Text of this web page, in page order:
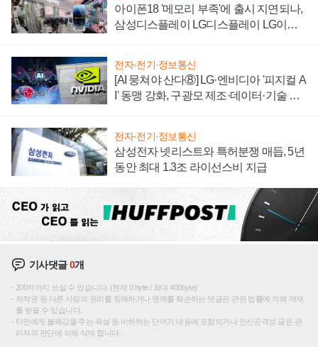
아이폰18 '메모리 부족'에 출시 지연되나,
삼성디스플레이 LG디스플레이 LG이노
전자·전기·정보통신
[AI 뭉쳐야 산다⑧] LG·엔비디아 '피지컬 A
I' 동맹 강화, 구광모 제조·데이터·기술 결
전자·전기·정보통신
삼성전자 넷리스트와 특허분쟁 매듭, 5년
동안 최대 1.3조 라이선스비 지급
기사댓글0개
200자까지 쓰실 수 있습니다. (현재 0 byte / 최대 400byte)
저작권 등 다른 사람의 권리를 침해하거나 명예를 훼손하는 댓글은 관련 법률에 의해 제재
를 받을 수 있습니다.
타인에게 불쾌감을 주는 욕설 등 비하하는 단어가 내용에 포함되거나 인신공격성 글은 관
리자의 판단에 의해 삭제 합니다.